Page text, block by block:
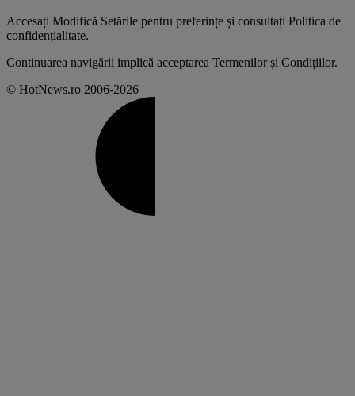
Accesați Modifică Setările pentru preferințe și consultați Politica de
confidențialitate.
Continuarea navigării implică acceptarea Termenilor și Condițiilor.
© HotNews.ro 2006-2026